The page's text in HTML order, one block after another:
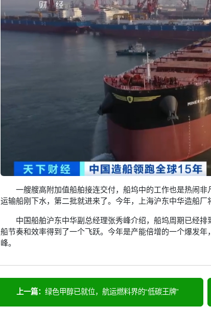
一艘艘高附加值船舶接连交付，船坞中的工作也是热闹
运输船刚下水，第二批就进来了。今年，上海沪东中华造船
中国船舶沪东中华副总经理张秀峰介绍，船坞周期已经
船节奏和效率得到了一个飞跃。今年是产能倍增的一个爆发
峰。
上一篇： 绿色甲醇已就位，航运燃料界的“低碳王牌”